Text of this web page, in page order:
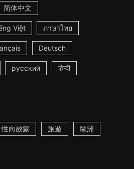
简体中文
Việt ภาษาไทย
Deutsch
русский हिन्दी
性向啟蒙 旅遊 歐洲